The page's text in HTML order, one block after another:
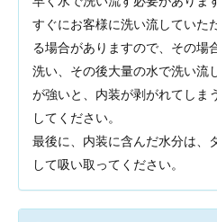
すぐにお客様に洗い流していた
る場合がありますので、その場
洗い、その後大量の水で洗い流
が強いと、内装が剥がれてしま
してください。
最後に、内装に含んだ水分は、
して吸い取ってください。